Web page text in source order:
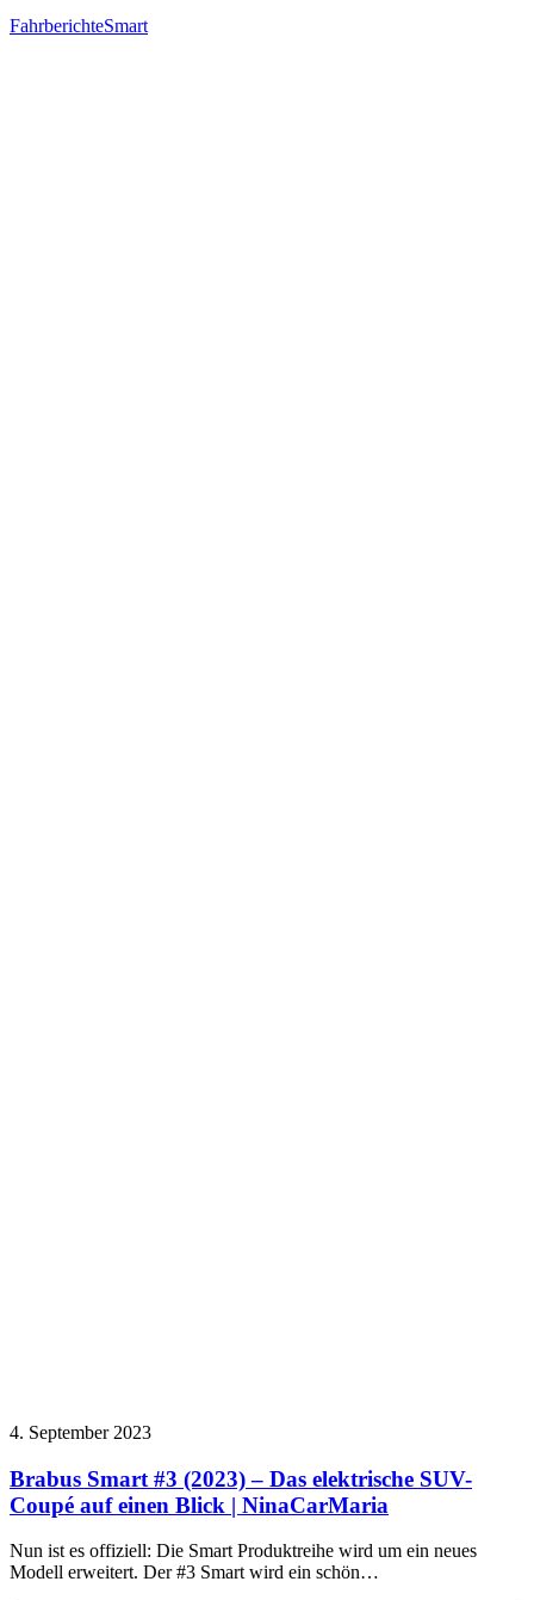
FahrberichteSmart
4. September 2023
Brabus Smart #3 (2023) – Das elektrische SUV-
Coupé auf einen Blick | NinaCarMaria
Nun ist es offiziell: Die Smart Produktreihe wird um ein neues
Modell erweitert. Der #3 Smart wird ein schön…